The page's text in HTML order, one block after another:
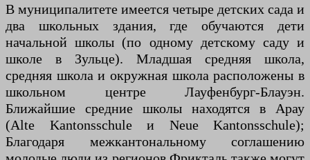
В муниципалитете имеется четыре детских сада и
два школьных здания, где обучаются дети
начальной школы (по одному детскому саду и
школе в Зульце). Младшая средняя школа,
средняя школа и окружная школа расположены в
школьном центре Лауфенбург-Блауэн.
Ближайшие средние школы находятся в Арау
(Alte Kantonsschule и Neue Kantonsschule);
Благодаря межкантональному соглашению